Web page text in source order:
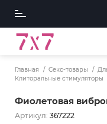
Главная Секс-товары
Клиторальные стимуляторы
Фиолетовая
Артикул: 367222